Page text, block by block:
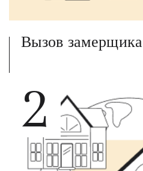
Вызов замерщика
2